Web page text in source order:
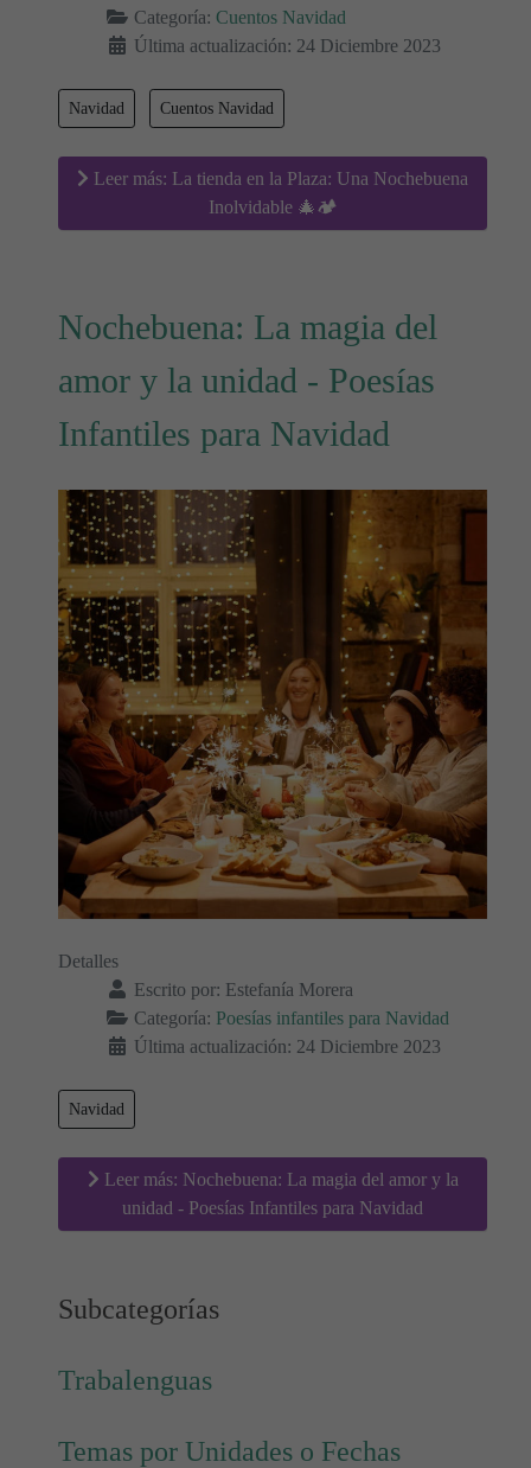
Categoría: Cuentos Navidad
Última actualización: 24 Diciembre 2023
Navidad Cuentos Navidad
Leer más: La tienda en la Plaza: Una Nochebuena
Inolvidable 🎄🏕
Nochebuena: La magia del
amor y la unidad - Poesías
Infantiles para Navidad
Detalles
Escrito por: Estefanía Morera
Categoría: Poesías infantiles para Navidad
Última actualización: 24 Diciembre 2023
Navidad
Leer más: Nochebuena: La magia del amor y la
unidad - Poesías Infantiles para Navidad
Subcategorías
Trabalenguas
Temas por Unidades o Fechas